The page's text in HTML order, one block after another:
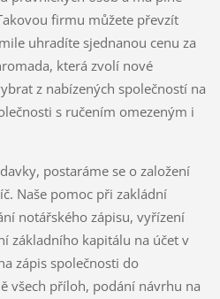
firmu můžete převzít
uhradíte sjednanou cenu za
která zvolí nové
z nabízených společností na
s ručením omezeným i
postaráme se o založení
Naše pomoc při zakládní
notářského zápisu, vyřízení
základního kapitálu na účet v
zápis společnosti do
všech příloh, podání návrhu na